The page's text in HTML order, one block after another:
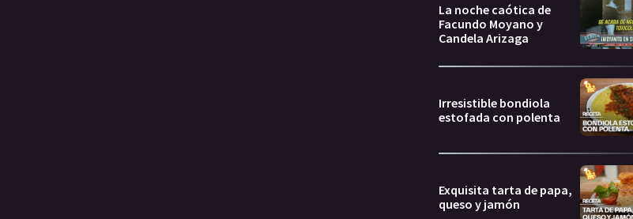
La noche caótica de
Facundo Moyano y
Candela Arizaga
Irresistible bondiola
estofada con polenta
Exquisita tarta de papa,
queso y jamón